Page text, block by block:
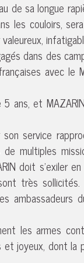
de sa longue
les couloirs,
dans des
avec le
ans, et
service
multiples
doit s’exiler
très
les armes
joyeux, dont la